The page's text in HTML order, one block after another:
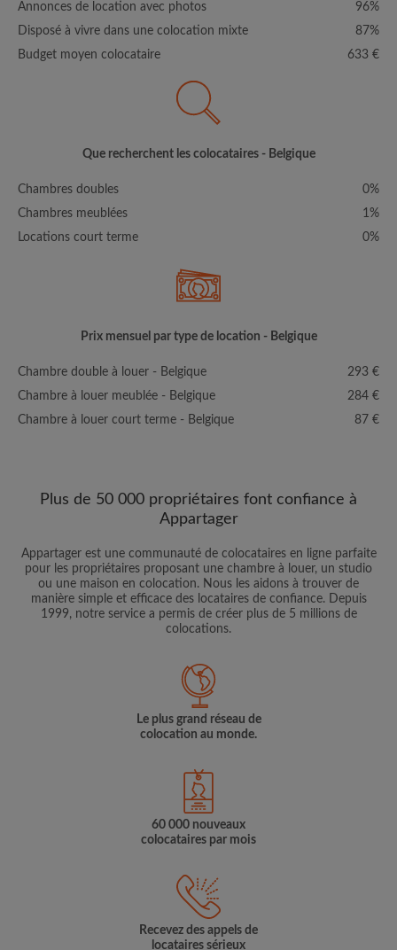
Annonces de location avec photos
96%
Disposé à vivre dans une colocation mixte
87%
Budget moyen colocataire
633 €
Que recherchent les colocataires - Belgique
Chambres doubles
0%
Chambres meublées
1%
Locations court terme
0%
Prix mensuel par type de location - Belgique
Chambre double à louer - Belgique
293 €
Chambre à louer meublée - Belgique
284 €
Chambre à louer court terme - Belgique
87 €
Plus de 50 000 propriétaires font confiance à
Appartager
Appartager est une communauté de colocataires en ligne parfaite
pour les propriétaires proposant une chambre à louer, un studio
ou une maison en colocation. Nous les aidons à trouver de
manière simple et efficace des locataires de confiance. Depuis
1999, notre service a permis de créer plus de 5 millions de
colocations.
Le plus grand réseau de
colocation au monde.
60 000 nouveaux
colocataires par mois
Recevez des appels de
locataires sérieux